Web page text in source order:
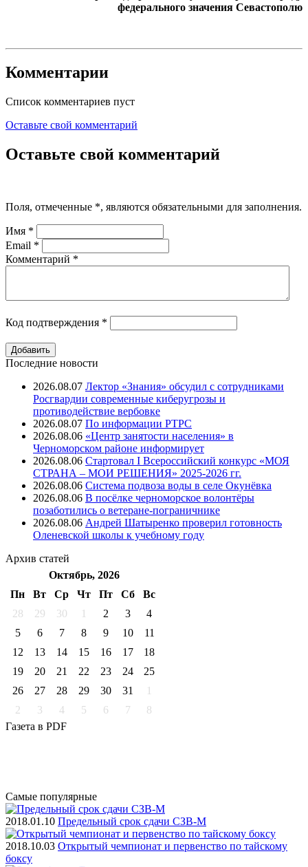
федерального значения Севастополю
Комментарии
Список комментариев пуст
Оставьте свой комментарий
Оставьте свой комментарий
Поля, отмеченные *, являются обязательными для заполнения.
Имя *
Email *
Комментарий *
Код подтверждения *
Последние новости
2026.08.07 Лектор «Знания» обсудил с сотрудниками
Росгвардии современные киберугрозы и
противодействие вербовке
2026.08.07 ⁠По информации РТРС
2026.08.06 «Центр занятости населения» в
Черноморском районе информирует
2026.08.06 Стартовал I Всероссийский конкурс «МОЯ
СТРАНА – МОИ РЕШЕНИЯ» 2025-2026 гг.
2026.08.06 Система подвоза воды в селе Окунёвка
2026.08.06 В посёлке черноморское волонтёры
позаботились о ветеране-пограничнике
2026.08.06 Андрей Шатыренко проверил готовность
Оленевской школы к учебному году
Архив статей
Октябрь, 2026
Пн
Вт Ср Чт Пт Cб
Вс
28
29 30 1 2 3
4
5
6 7 8 9 10
11
12
13 14 15 16 17
18
19
20 21 22 23 24
25
26
27 28 29 30 31
1
2
3 4 5 6 7
8
Газета в PDF
Самые популярные
2018.01.10 Предельный срок сдачи СЗВ-М
2018.10.03 Открытый чемпионат и первенство по тайскому
боксу